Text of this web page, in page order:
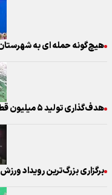
هیچ‌گونه حمله ای به
هدف‌گذاری تولید ۵ میلیون قطعه بچه‌ماهی دریایی در بوشهر
برگزاری بزرگ‌ترین رویداد